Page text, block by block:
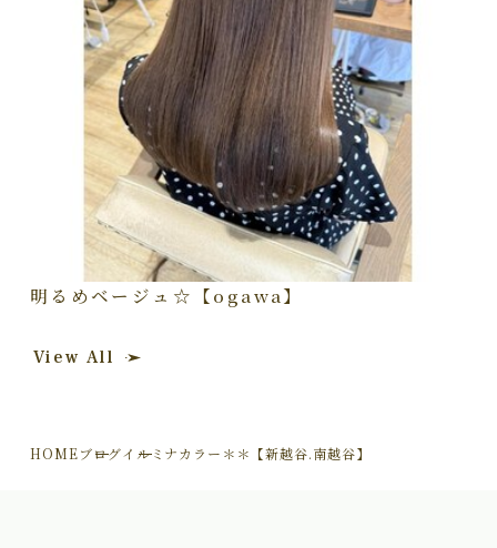
明るめベージュ☆【ogawa】
View All
HOMEブログイルミナカラー＊＊【新越谷.南越谷】